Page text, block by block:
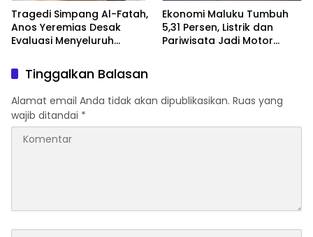
Tragedi Simpang Al-Fatah,
Anos Yeremias Desak
Evaluasi Menyeluruh
Ekonomi Maluku Tumbuh
5,31 Persen, Listrik dan
Pariwisata Jadi Motor
Tinggalkan Balasan
Alamat email Anda tidak akan dipublikasikan. Ruas yang
wajib ditandai *